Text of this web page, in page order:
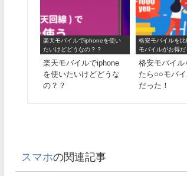
楽天モバイルでiphoneを使い
たいけどどうなの？？
楽天モバイルでiphone
を使いたいけどどうな
の？？
格安モバイルを
モバイルがお得だ
格安モバイル
たら○○モバ
だった！
スマホの関連記事